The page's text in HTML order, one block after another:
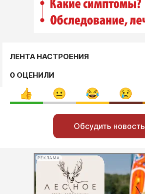
ЛЕНТА НАСТРОЕНИЯ
0 ОЦЕНИЛИ
Обсудить новость
РЕКЛАМА